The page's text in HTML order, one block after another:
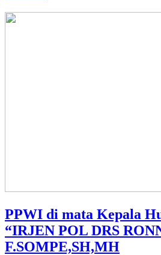
PPWI di mata Kepala
“IRJEN POL DRS
F.SOMPE,SH,MH